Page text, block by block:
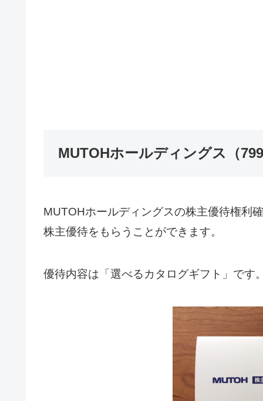
MUTOHホールディングス（
MUTOHホールディングスの株主優待権利
株主優待をもらうことができます。
優待内容は「選べるカタログギフト」です